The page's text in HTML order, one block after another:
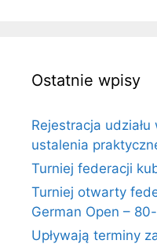
Ostatnie wpisy
Rejestracja
ustalenia
Turniej federacji
Turniej otwarty
German Open –
Upływają terminy